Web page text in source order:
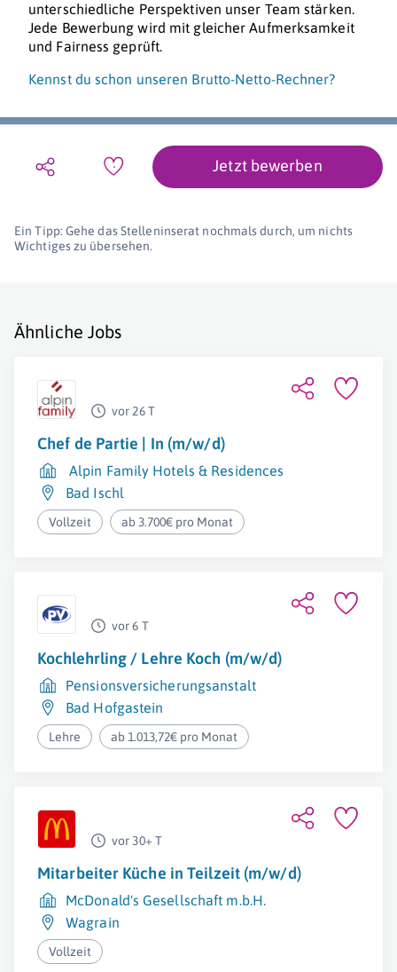
unterschiedliche Perspektiven unser Team stärken.
Jede Bewerbung wird mit gleicher Aufmerksamkeit
und Fairness geprüft.
Kennst du schon unseren Brutto-Netto-Rechner?
Jetzt bewerben
Ein Tipp: Gehe das Stelleninserat nochmals durch, um nichts
Wichtiges zu übersehen.
Ähnliche Jobs
vor 26 T
Chef de Partie | In (m/w/d)
Alpin Family Hotels & Residences
Bad Ischl
Vollzeit ab 3.700€ pro Monat
vor 6 T
Kochlehrling / Lehre Koch (m/w/d)
Pensionsversicherungsanstalt
Bad Hofgastein
Lehre ab 1.013,72€ pro Monat
vor 30+ T
Mitarbeiter Küche in Teilzeit (m/w/d)
McDonald's Gesellschaft m.b.H.
Wagrain
Vollzeit